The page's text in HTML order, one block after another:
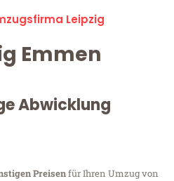
Leipzig
Emmen
Abwicklung
Preisenfür Ihren Umzug von